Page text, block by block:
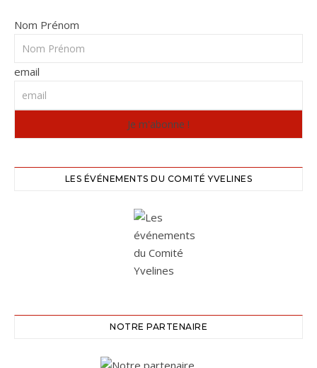
Nom Prénom
email
LES ÉVÉNEMENTS DU COMITÉ YVELINES
NOTRE PARTENAIRE